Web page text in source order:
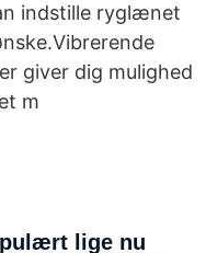
indstille ryglænet
giver dig mulighed
m
lige nu